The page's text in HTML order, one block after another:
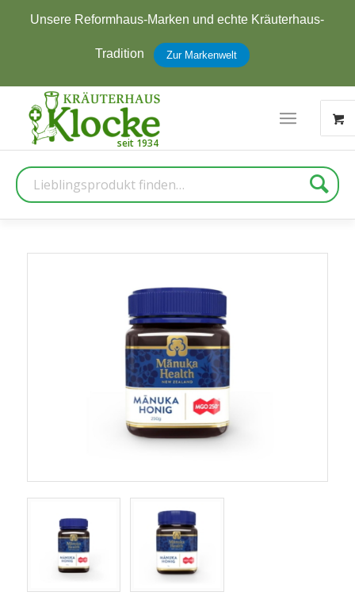
Jetzt zum Newsletter anmelden und5 € Rabatt
erhalten Zur Anmeldung
Suche